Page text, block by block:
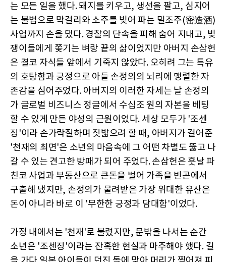
는 모든 일을 했다. 돼지를 키우고, 생선을 팔고, 심지어
는 불법으로 막걸리와 소주를 빚어 파는 밀조주(密造酒)
사업까지 손을 댔다. 경찰의 단속을 피해 숨어 지내고, 빚
쟁이들에게 쫓기는 벼랑 끝의 삶이었지만 아버지 손삼헌
은 결코 자식들 앞에서 기죽지 않았다. 오히려 그는 특유
의 호탕함과 긍정으로 아들 손정의의 뇌리에 맹렬한 자
존감을 심어주었다. 아버지의 이러한 자세는 날 손정의
가 글로벌 비즈니스 정글에서 수십조 원의 자본을 베팅
할 수 있게 만든 야성의 근원이었다. 세상 모두가 '조센
징'이라 손가락질하며 짓밟으려 할 때, 아버지가 걸어준
'천재의 최면'은 소년의 마음속에 그 어떤 차별도 뚫고 나
갈 수 있는 견고한 방패가 되어 주었다. 손삼헌은 훗날 파
친코 사업과 부동산으로 큰돈을 벌어 가족을 빈곤에서
구출해 냈지만, 손정의가 물려받은 가장 위대한 유산은
돈이 아니라 바로 이 '무한한 긍정과 담대함'이었다.
가정 내에서는 '천재'로 불렸지만, 문밖을 나서는 순간
소년은 '조센징'이라는 잔혹한 현실과 마주해야 했다. 길